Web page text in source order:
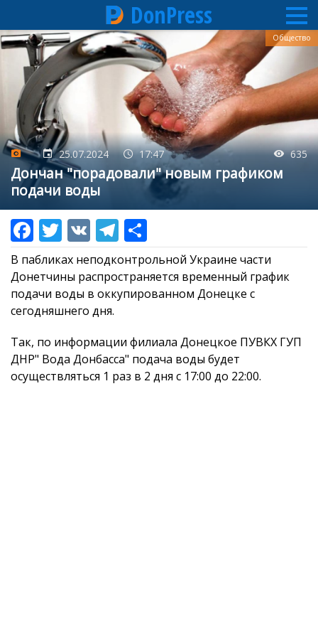
Перейти
основному
содержанию
DonPress
25.07.2024 17:47 635
Дончан "порадовали" новым графиком
подачи воды
Общество
В пабликах неподконтрольной Украине части
Донетчины распространяется временный график
подачи воды в оккупированном Донецке с
сегодняшнего дня.
Так, по информации филиала Донецкое ПУВКХ ГУП
ДНР" Вода Донбасса" подача воды будет
осуществляться 1 раз в 2 дня с 17:00 до 22:00.